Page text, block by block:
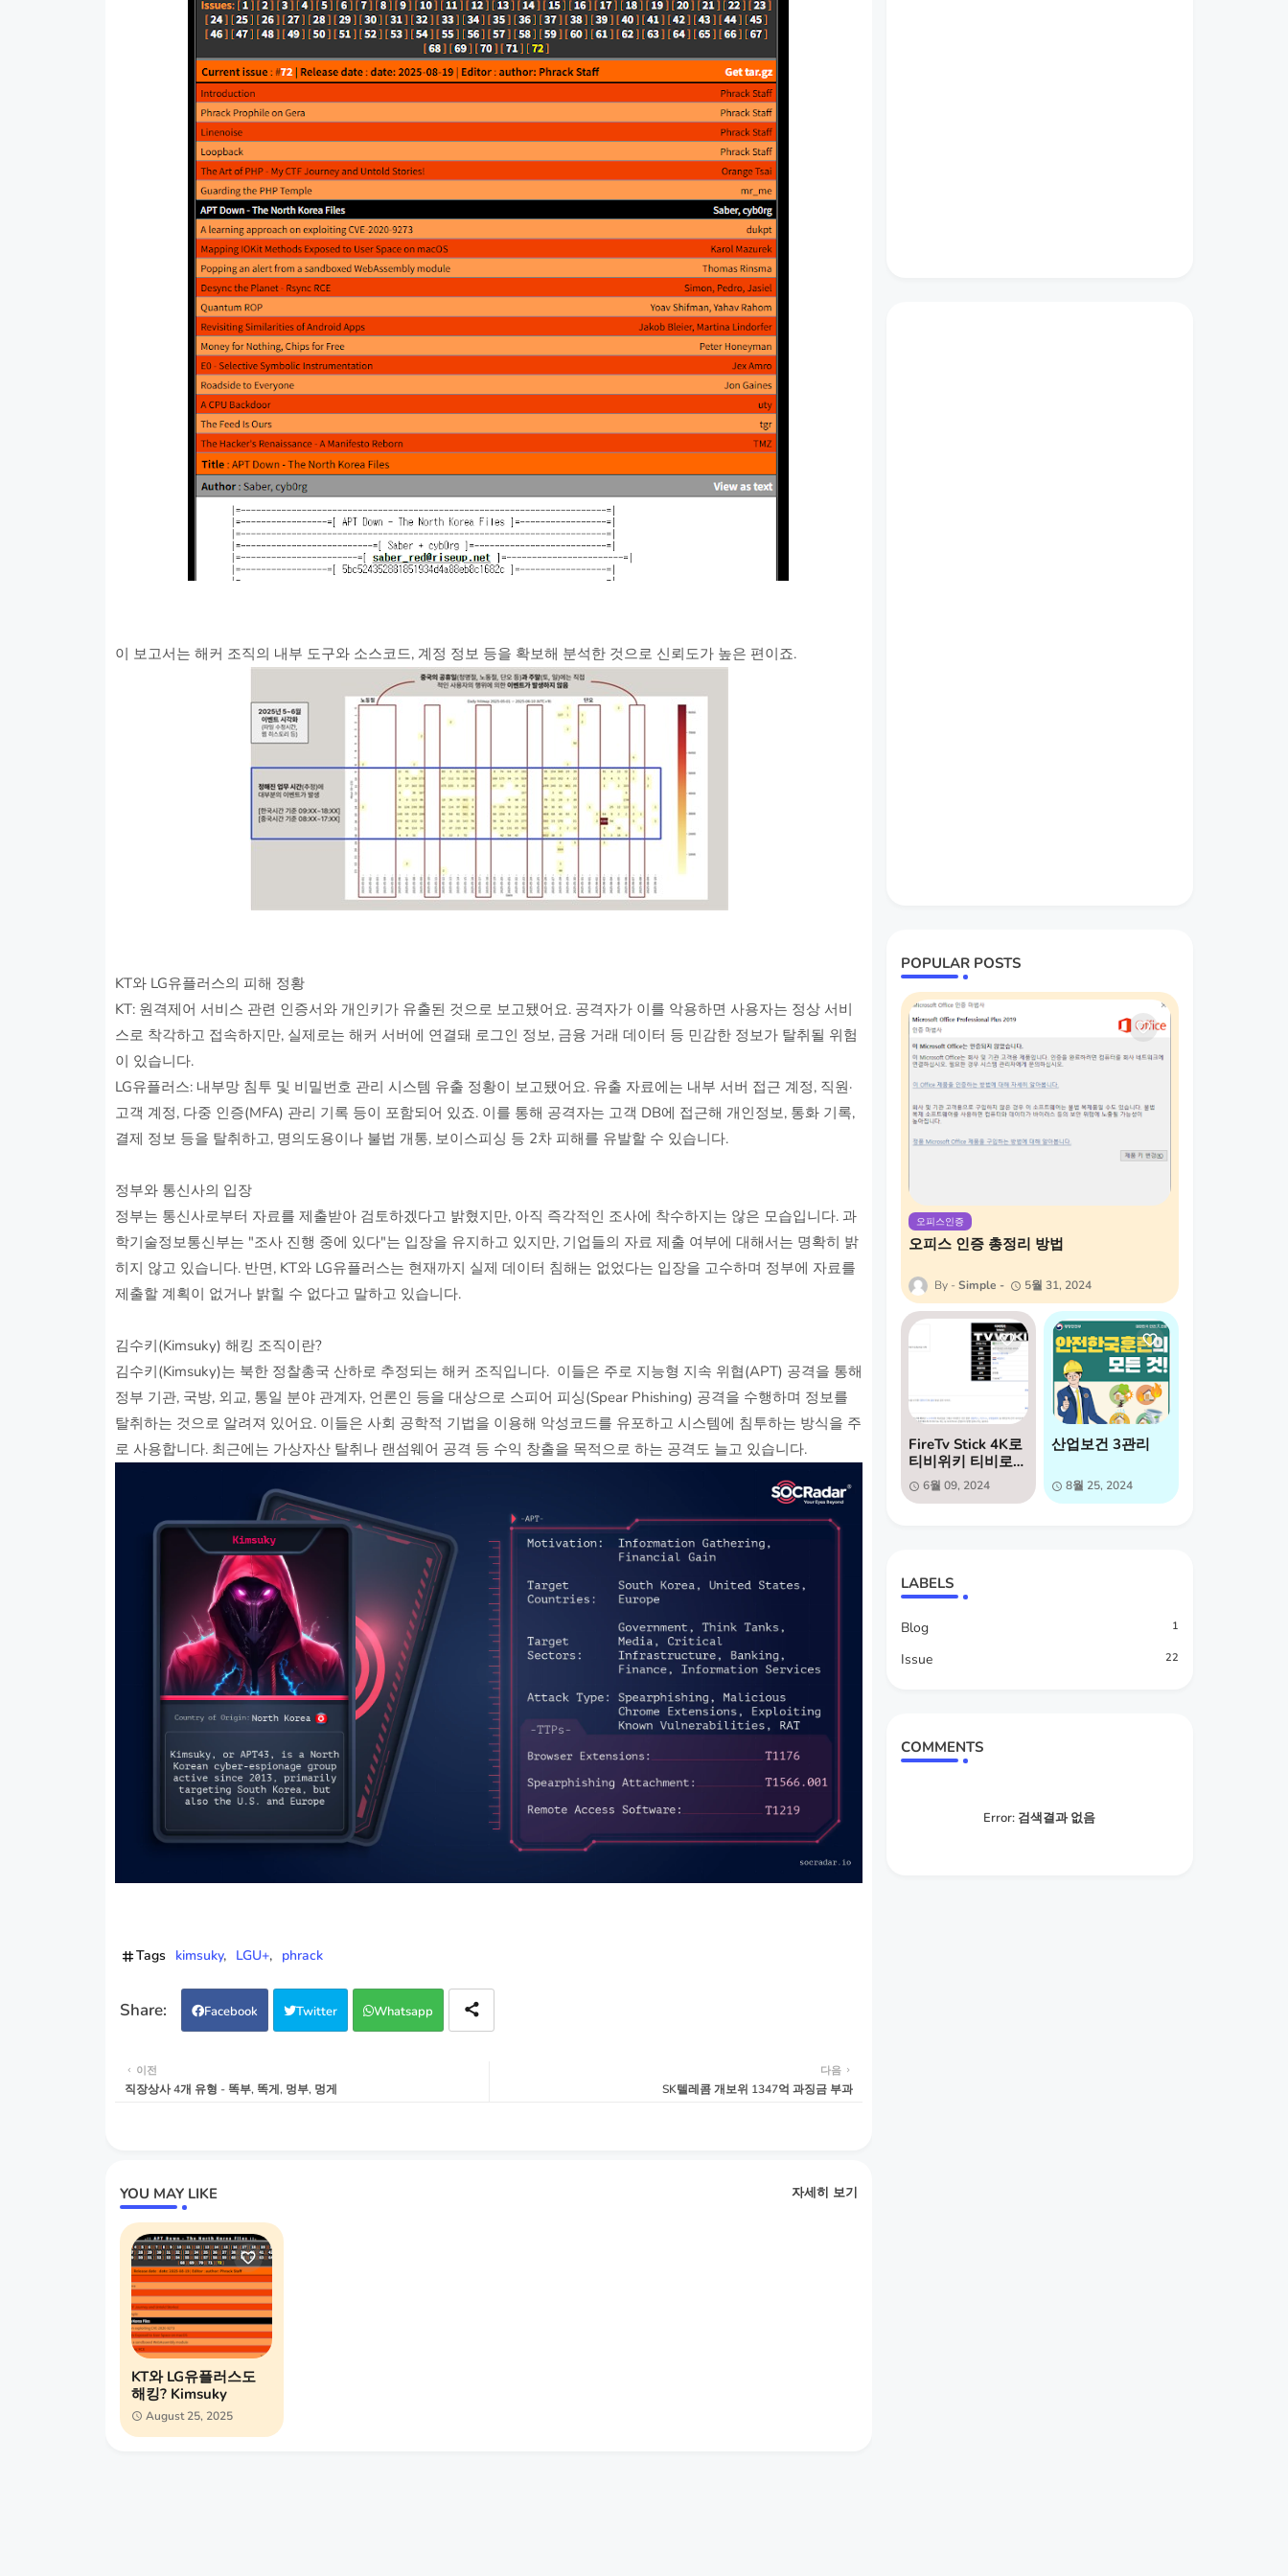
이 보고서는 해커 조직의 내부 도구와 소스코드, 계정 정보 등을 확보해 분석한 것으로 신뢰도가 높은 편이죠.
KT와 LG유플러스의 피해 정황
KT: 원격제어 서비스 관련 인증서와 개인키가 유출된 것으로 보고됐어요. 공격자가 이를 악용하면 사용자는 정상 서비
스로 착각하고 접속하지만, 실제로는 해커 서버에 연결돼 로그인 정보, 금융 거래 데이터 등 민감한 정보가 탈취될 위험
이 있습니다.
LG유플러스: 내부망 침투 및 비밀번호 관리 시스템 유출 정황이 보고됐어요. 유출 자료에는 내부 서버 접근 계정, 직원·
고객 계정, 다중 인증(MFA) 관리 기록 등이 포함되어 있죠. 이를 통해 공격자는 고객 DB에 접근해 개인정보, 통화 기록,
결제 정보 등을 탈취하고, 명의도용이나 불법 개통, 보이스피싱 등 2차 피해를 유발할 수 있습니다.
정부와 통신사의 입장
정부는 통신사로부터 자료를 제출받아 검토하겠다고 밝혔지만, 아직 즉각적인 조사에 착수하지는 않은 모습입니다. 과
학기술정보통신부는 "조사 진행 중에 있다"는 입장을 유지하고 있지만, 기업들의 자료 제출 여부에 대해서는 명확히 밝
히지 않고 있습니다. 반면, KT와 LG유플러스는 현재까지 실제 데이터 침해는 없었다는 입장을 고수하며 정부에 자료를
제출할 계획이 없거나 밝힐 수 없다고 말하고 있습니다.
김수키(Kimsuky) 해킹 조직이란?
김수키(Kimsuky)는 북한 정찰총국 산하로 추정되는 해커 조직입니다. 이들은 주로 지능형 지속 위협(APT) 공격을 통해
정부 기관, 국방, 외교, 통일 분야 관계자, 언론인 등을 대상으로 스피어 피싱(Spear Phishing) 공격을 수행하며 정보를
탈취하는 것으로 알려져 있어요. 이들은 사회 공학적 기법을 이용해 악성코드를 유포하고 시스템에 침투하는 방식을 주
로 사용합니다. 최근에는 가상자산 탈취나 랜섬웨어 공격 등 수익 창출을 목적으로 하는 공격도 늘고 있습니다.
Tags kimsuky LGU+ phrack
Facebook Twitter Whatsapp
다음
SK텔레콤 개보위 1347억 과징금 부과
이전
직장상사 4개 유형 - 똑부, 똑게, 멍부, 멍게
YOU MAY LIKE 자세히 보기
KT와 LG유플러스도
해킹? Kimsuky
August 25, 2025
POPULAR POSTS
오피스인증
오피스 인증 총정리 방법
Simple 5월 31, 2024
FireTv Stick 4K로
티비위키 티비로
보는방법
6월 09, 2024
산업보건 3관리
8월 25, 2024
LABELS
Blog 1
Issue 22
COMMENTS
Error: 검색결과 없음